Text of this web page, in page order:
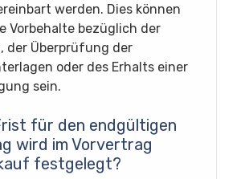
werden. Dies können
Vorbehalte bezüglich der
der Überprüfung der
oder des Erhalts einer
sein.
für den endgültigen
wird im Vorvertrag
festgelegt?